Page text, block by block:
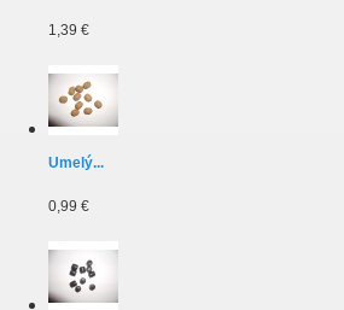
1,39 €
Umelý...
0,99 €